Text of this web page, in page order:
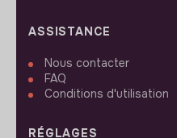
ASSISTANCE
Nous contacter
FAQ
Conditions d'utilisation
RÉGLAGES